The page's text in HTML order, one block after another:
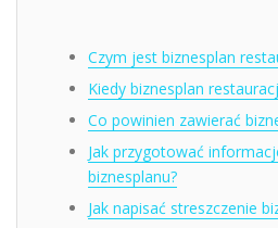
Czym jest biznesplan
Kiedy biznesplan
Co powinien zawierać
Jak przygotować
biznesplanu?
Jak napisać streszczenie